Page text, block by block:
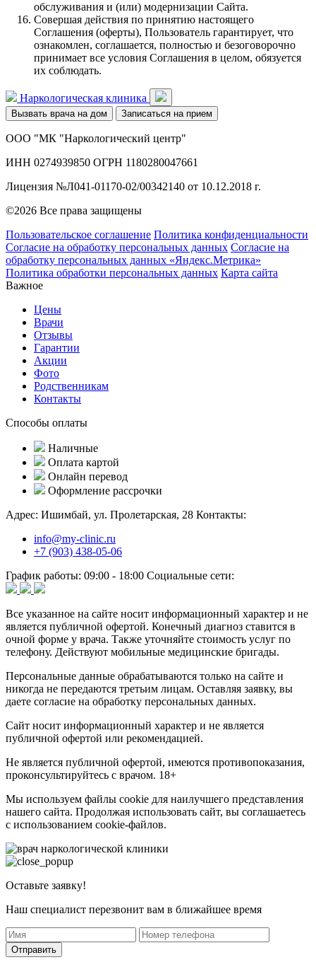
обслуживания и (или) модернизации Сайта.
Совершая действия по принятию настоящего
Соглашения (оферты), Пользователь гарантирует, что
ознакомлен, соглашается, полностью и безоговорочно
принимает все условия Соглашения в целом, обязуется
их соблюдать.
Наркологическая клиника
Вызвать врача на дом Записаться на прием
ООО "МК "Наркологический центр"
ИНН 0274939850 ОГРН 1180280047661
Лицензия №Л041-01170-02/00342140 от 10.12.2018 г.
©2026 Все права защищены
Пользовательское соглашение Политика конфиденциальности
Согласие на обработку персональных данных Согласие на
обработку персональных данных «Яндекс.Метрика»
Политика обработки персональных данных Карта сайта
Важное
Цены
Врачи
Отзывы
Гарантии
Акции
Фото
Родственникам
Контакты
Способы оплаты
Наличные
Оплата картой
Онлайн перевод
Оформление рассрочки
Адрес: Ишимбай, ул. Пролетарская, 28 Контакты:
info@my-clinic.ru
+7 (903) 438-05-06
График работы: 09:00 - 18:00 Социальные сети:
Все указанное на сайте носит информационный характер и не
является публичной офертой. Конечный диагноз ставится в
очной форме у врача. Также уточняйте стоимость услуг по
телефону. Действуют мобильные медицинские бригады.
Персональные данные обрабатываются только на сайте и
никогда не передаются третьим лицам. Оставляя заявку, вы
даете согласие на обработку персональных данных.
Сайт носит информационный характер и не является
публичной офертой или рекомендацией.
Не является публичной офертой, имеются противопоказания,
проконсультируйтесь с врачом. 18+
Мы используем файлы cookie для наилучшего представления
нашего сайта. Продолжая использовать сайт, вы соглашаетесь
с использованием cookie-файлов.
Оставьте заявку!
Наш специалист перезвонит вам в ближайшее время
Отправить